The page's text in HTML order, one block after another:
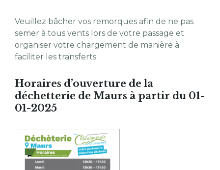
Veuillez bâcher vos remorques afin de ne pas
semer à tous vents lors de votre passage et
organiser votre chargement de manière à
faciliter les transferts.
Horaires d’ouverture de la
déchetterie de Maurs à partir du 01-
01-2025